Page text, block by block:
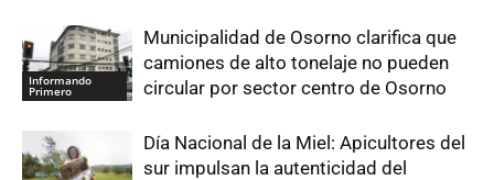
Informando
Primero
Municipalidad de Osorno clarifica que
camiones de alto tonelaje no pueden
circular por sector centro de Osorno
Día Nacional de la Miel: Apicultores del
sur impulsan la autenticidad del